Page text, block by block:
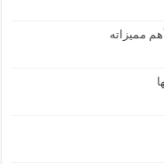
مميزاته